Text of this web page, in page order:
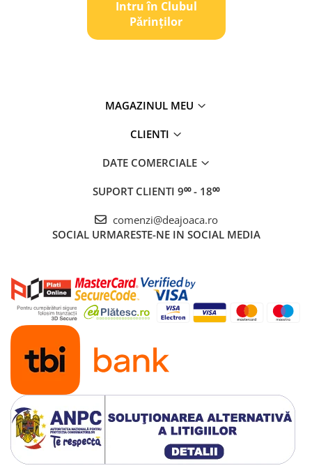
Intru în Clubul
Pǎrinților
MAGAZINUL MEU
CLIENTI
DATE COMERCIALE
SUPORT CLIENTI 9⁰⁰ - 18⁰⁰
comenzi@deajoaca.ro
SOCIAL URMARESTE-NE IN SOCIAL MEDIA